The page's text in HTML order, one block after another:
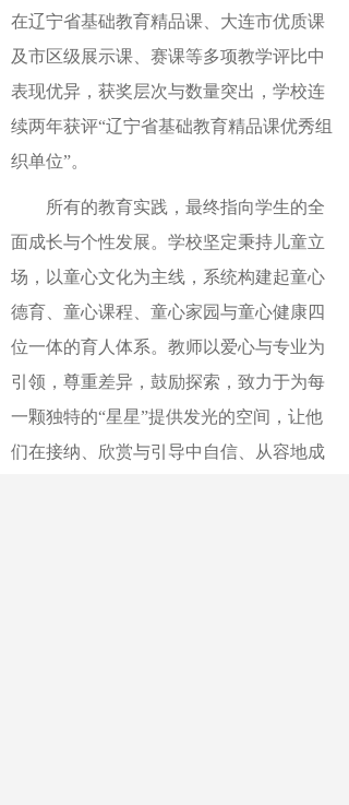
在辽宁省基础教育精品课、大连市优质课
及市区级展示课、赛课等多项教学评比中
表现优异，获奖层次与数量突出，学校连
续两年获评“辽宁省基础教育精品课优秀组
织单位”。
所有的教育实践，最终指向学生的全
面成长与个性发展。学校坚定秉持儿童立
场，以童心文化为主线，系统构建起童心
德育、童心课程、童心家园与童心健康四
位一体的育人体系。教师以爱心与专业为
引领，尊重差异，鼓励探索，致力于为每
一颗独特的“星星”提供发光的空间，让他
们在接纳、欣赏与引导中自信、从容地成